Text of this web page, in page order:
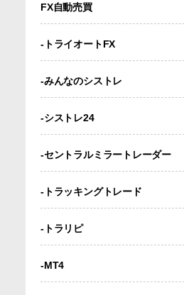
FX自動売買
-トライオートFX
-みんなのシストレ
-シストレ24
-セントラルミラートレーダー
-トラッキングトレード
-トラリピ
-MT4